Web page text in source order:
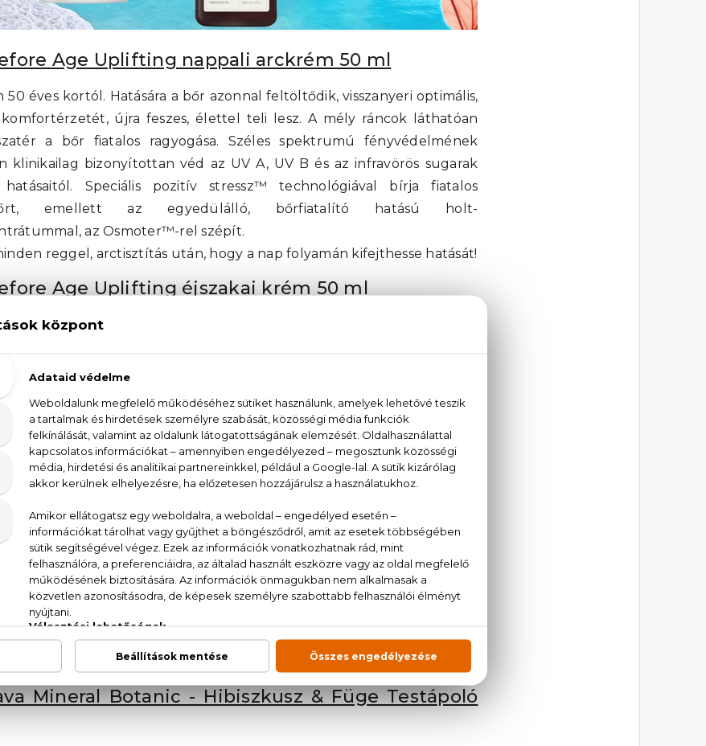
Age Uplifting nappali arckrém 50 ml
50 éves kortól. Hatására a bőr azonnal feltöltődik, visszanyeri optimális,
újra feszes, élettel teli lesz. A mély ráncok láthatóan
a bőr fiatalos ragyogása. Széles spektrumú fényvédelmének
klinikailag bizonyítottan véd az UV A, UV B és az infravörös sugarak
Speciális pozitív stressz™ technológiával bírja fiatalos
emellett az egyedülálló, bőrfiatalító hatású holt-
az Osmoter™-rel szépít.
reggel, arctisztítás után, hogy a nap folyamán kifejthesse hatását!
Age Uplifting éjszakai krém 50 ml
50 éves kortól, OsmoterTM-rel az AHAVA egyedülálló, bőrfiatalító, holt-
láthatóan megemelkedik. A mély ráncok és barázdák feltöltődnek, a
erősödik. Különleges pozitív stressz™ technológiával bírja fiatalos
ahhoz hasonlítható, mint ami az izmokkal történik sportolást
este lefekvés előtt arcra, nyakra és dekoltázsra, hogy bőre
minden reggel.
mindegyike tartalmazza az egyedülálló és szabadalommal
ásványok bőrre optimalizált koncentrumát, mely képes növeni a
és öregedésgátló hatású. Arcápolóik széles választéka innovatív
összetevőiknek köszönhetően tökéletes megoldást ad a bőr
teszteltek
Mineral Botanic - Hibiszkusz & Füge Testápoló